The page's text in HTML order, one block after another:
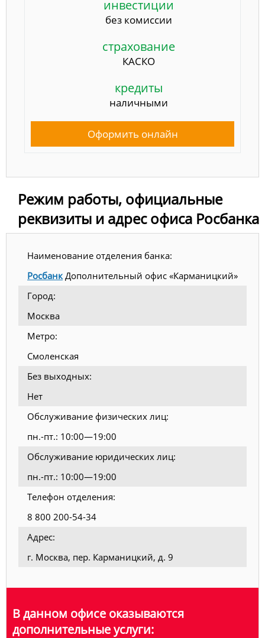
инвестиции
без комиссии
страхование
КАСКО
кредиты
наличными
Оформить онлайн
Режим работы, официальные
реквизиты и адрес офиса Росбанка
Наименование отделения банка:
РосбанкДополнительный офис «Карманицкий»
Город:
Москва
Метро:
Смоленская
Без выходных:
Нет
Обслуживание физических лиц:
пн.-пт.: 10:00—19:00
Обслуживание юридических лиц:
пн.-пт.: 10:00—19:00
Телефон отделения:
8 800 200-54-34
Адрес:
г. Москва, пер. Карманицкий, д. 9
В данном офисе оказываются
дополнительные услуги: